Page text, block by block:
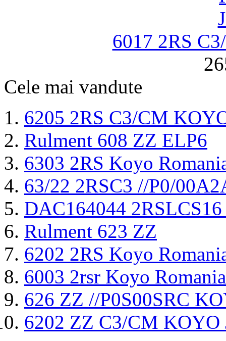
6017 2RS
Cele mai vandute
6205 2RS C3/CM
Rulment 608 ZZ ELP6
6303 2RS Koyo
63/22 2RSC3 //P0/
DAC164044
Rulment 623 ZZ
6202 2RS Koyo
6003 2rsr Koyo Romania
626 ZZ //P0S00SRC
6202 ZZ C3/CM KOYO